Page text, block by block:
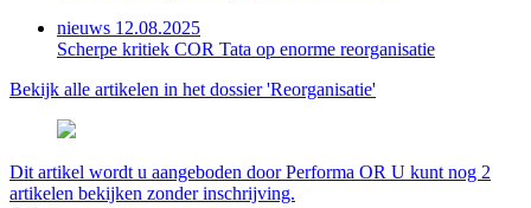
nieuws 12.08.2025
Scherpe kritiek COR Tata op enorme reorganisatie
Bekijk alle artikelen in het dossier 'Reorganisatie'
Dit artikel wordt u aangeboden door Performa OR U kunt nog 2
artikelen bekijken zonder inschrijving.